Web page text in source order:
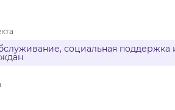
социальная поддержка